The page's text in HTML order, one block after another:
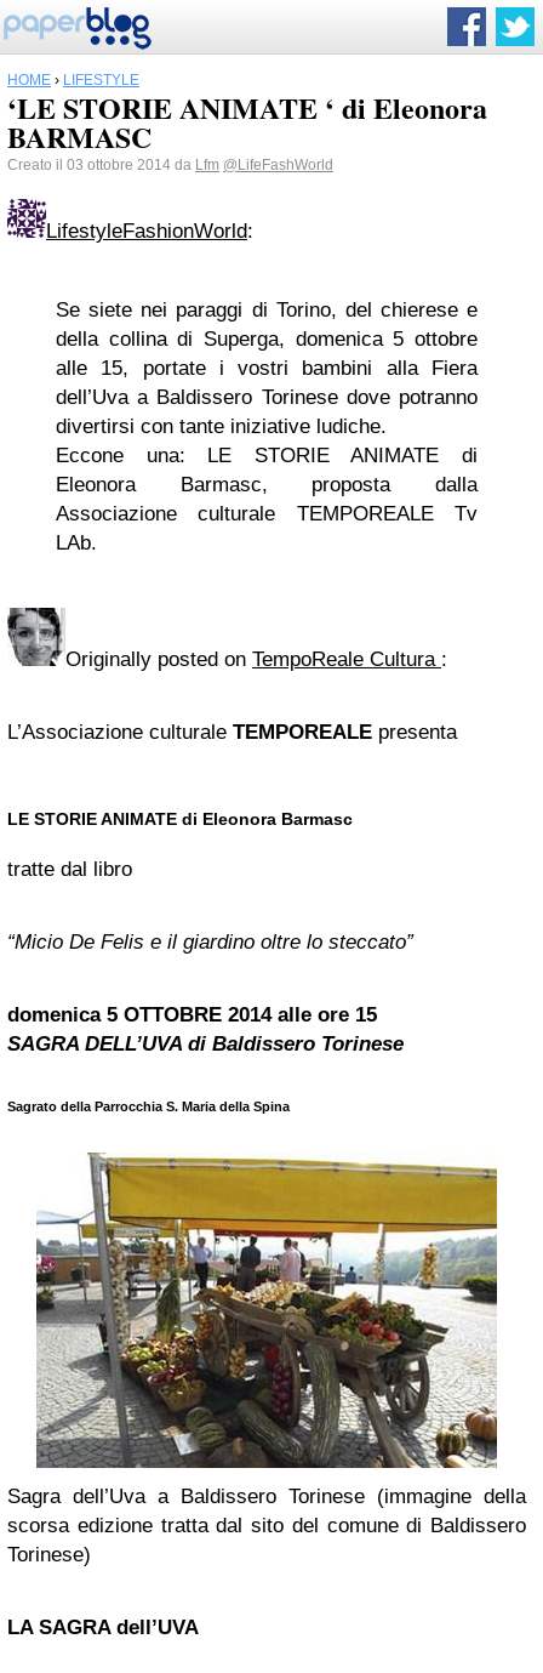
HOME › LIFESTYLE
‘LE STORIE ANIMATE ‘ di Eleonora
BARMASC
Creato il 03 ottobre 2014 da Lfm @LifeFashWorld
LifestyleFashionWorld:
Se siete nei paraggi di Torino, del chierese e
della collina di Superga, domenica 5 ottobre
alle 15, portate i vostri bambini alla Fiera
dell’Uva a Baldissero Torinese dove potranno
divertirsi con tante iniziative ludiche.
Eccone una: LE STORIE ANIMATE di
Eleonora Barmasc, proposta dalla
Associazione culturale TEMPOREALE Tv
LAb.
Originally posted on TempoReale Cultura :
L’Associazione culturale TEMPOREALE presenta
LE STORIE ANIMATE di Eleonora Barmasc
tratte dal libro
“Micio De Felis e il giardino oltre lo steccato”
domenica 5 OTTOBRE 2014 alle ore 15
SAGRA DELL’UVA di Baldissero Torinese
Sagrato della Parrocchia S. Maria della Spina
Sagra dell’Uva a Baldissero Torinese (immagine della
scorsa edizione tratta dal sito del comune di Baldissero
Torinese)
LA SAGRA dell’UVA